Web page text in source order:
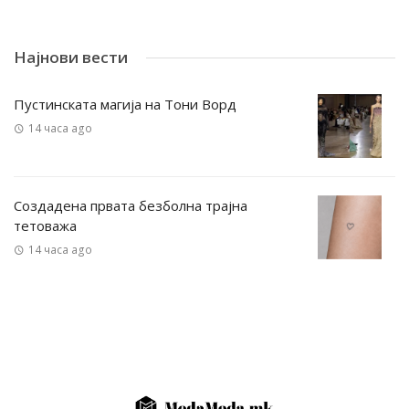
Најнови вести
Пустинската магија на Тони Ворд
14 часа ago
Создадена првата безболна трајна
тетоважа
14 часа ago